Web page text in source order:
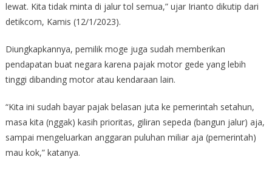
lewat. Kita tidak minta di jalur tol semua,” ujar Irianto dikutip dari
detikcom, Kamis (12/1/2023).
Diungkapkannya, pemilik moge juga sudah memberikan
pendapatan buat negara karena pajak motor gede yang lebih
tinggi dibanding motor atau kendaraan lain.
“Kita ini sudah bayar pajak belasan juta ke pemerintah setahun,
masa kita (nggak) kasih prioritas, giliran sepeda (bangun jalur) aja,
sampai mengeluarkan anggaran puluhan miliar aja (pemerintah)
mau kok,” katanya.